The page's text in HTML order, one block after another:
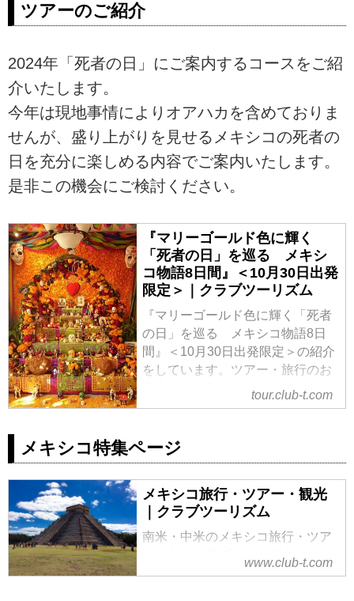
ツアーのご紹介
2024年「死者の日」にご案内するコースをご紹
介いたします。
今年は現地事情によりオアハカを含めておりま
せんが、盛り上がりを見せるメキシコの死者の
日を充分に楽しめる内容でご案内いたします。
是非この機会にご検討ください。
『マリーゴールド色に輝く
「死者の日」を巡る メキシ
コ物語8日間』＜10月30日出発
限定＞｜クラブツーリズム
『マリーゴールド色に輝く「死者
の日」を巡る メキシコ物語8日
間』＜10月30日出発限定＞の紹介
をしています。ツアー・旅行のお
申込ならクラブツーリズム。
tour.club-t.com
メキシコ特集ページ
メキシコ旅行・ツアー・観光
｜クラブツーリズム
南米・中米のメキシコ旅行・ツア
ーなら、クラブツーリズムにおま
かせ！添乗員付きのツアーだから
www.club-t.com